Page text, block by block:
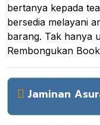
bertanya kepada
bersedia melayani
barang. Tak hanya
Rembongukan
Jaminan